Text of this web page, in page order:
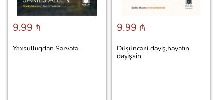
9.99 ₼
Yoxsulluqdan Sərvətə
9.99 ₼
Düşüncəni dəyiş,həyatın
dəyişsin